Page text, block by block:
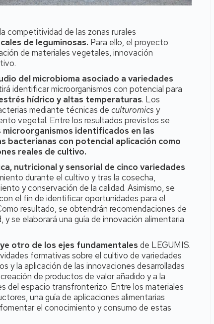
competitividad de las zonas rurales
de leguminosas. Para ello, el proyecto
de materiales vegetales, innovación
del microbioma asociado a variedades
identificar microorganismos con potencial para
hídrico y altas temperaturas. Los
mediante técnicas de culturomics y
vegetal. Entre los resultados previstos se
identificados en las
bacterianas con potencial aplicación como
reales de cultivo.
nutricional y sensorial de cinco variedades
durante el cultivo y tras la cosecha,
y conservación de la calidad. Asimismo, se
el fin de identificar oportunidades para el
resultado, se obtendrán recomendaciones de
se elaborará una guía de innovación alimentaria
otro de los ejes fundamentales de LEGUMIS.
formativas sobre el cultivo de variedades
y la aplicación de las innovaciones desarrolladas
de productos de valor añadido y a la
del espacio transfronterizo. Entre los materiales
una guía de aplicaciones alimentarias
el conocimiento y consumo de estas